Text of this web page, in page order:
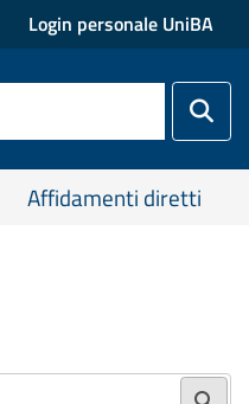
Login personale UniBA
Affidamenti diretti